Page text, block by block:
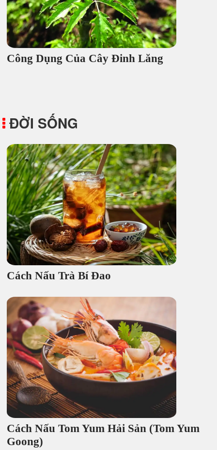
Công Dụng Của Cây Đinh Lăng
ĐỜI SỐNG
Cách Nấu Trà Bí Đao
Cách Nấu Tom Yum Hải Sản (Tom Yum
Goong)